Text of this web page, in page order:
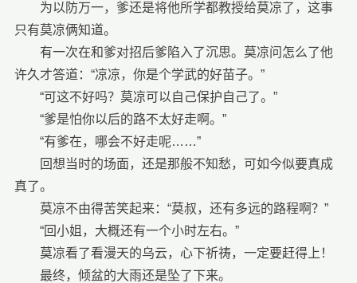
为以防万一，爹还是将他所学都教授给莫凉了，这事
只有莫凉俩知道。
有一次在和爹对招后爹陷入了沉思。莫凉问怎么了他
许久才答道：“凉凉，你是个学武的好苗子。”
“可这不好吗？莫凉可以自己保护自己了。”
“爹是怕你以后的路不太好走啊。”
“有爹在，哪会不好走呢……”
回想当时的场面，还是那般不知愁，可如今似要真成
真了。
莫凉不由得苦笑起来：“莫叔，还有多远的路程啊？”
“回小姐，大概还有一个小时左右。”
莫凉看了看漫天的乌云，心下祈祷，一定要赶得上！
最终，倾盆的大雨还是坠了下来。